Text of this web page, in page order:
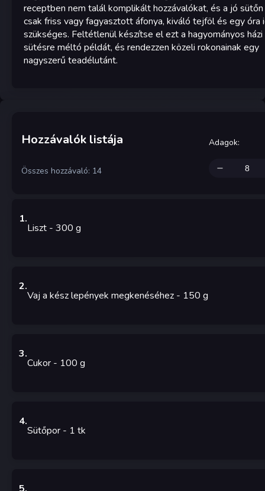
receptben nem talál komplikált hozzávalókat, és a jó
csak friss vagy fagyasztott áfonya, kiváló tejföl és egy óra
szükséges. Feltétlenül készítse el ezt a hagyományos házi
sütésre méltó példát, és rendezzen közeli rokonainak egy
nagyszerű teadélutánt.
Hozzávalók listája
Összes hozzávaló: 14
Adagok:
1.
Liszt - 300 g
2.
Vaj a kész lepények megkenéséhez - 150 g
3.
Cukor - 100 g
4.
Sütőpor - 1 tk